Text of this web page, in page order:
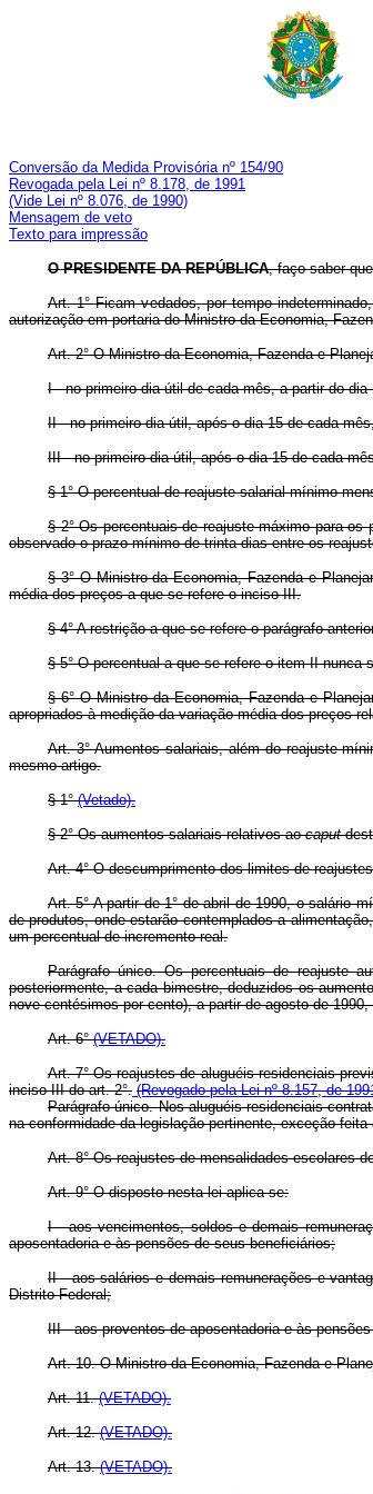
Conversão da Medida Provisória nº 154/90
Revogada pela Lei nº 8.178, de 1991
(Vide Lei nº 8.076, de 1990)
Mensagem de veto
Texto para impressão
O PRESIDENTE DA REPÚBLICA, faço saber
Art. 1° Ficam vedados, por tempo
autorização em portaria do Ministro da Economia,
Art. 2° O Ministro da Economia, Fazenda e
I - no primeiro dia útil de cada mês, a partir do
II - no primeiro dia útil, após o dia 15 de cada
III - no primeiro dia útil, após o dia 15 de cada
§ 1° O percentual de reajuste salarial mínimo
§ 2° Os percentuais de reajuste máximo para
observado o prazo mínimo de trinta dias entre os
§ 3° O Ministro da Economia, Fazenda e
média dos preços a que se refere o inciso III.
§ 4° A restrição a que se refere o parágrafo
§ 5° O percentual a que se refere o item II
§ 6° O Ministro da Economia, Fazenda e
apropriados à medição da variação média dos preços
Art. 3° Aumentos salariais, além do reajuste
mesmo artigo.
§ 1°(Vetado).
§ 2° Os aumentos salariais relativos aocaput
Art. 4° O descumprimento dos limites de
Art. 5° A partir de 1° de abril de 1990, o salário
de produtos, onde estarão contemplados a
um percentual de incremento real.
Parágrafo único. Os percentuais de reajuste
posteriormente, a cada bimestre, deduzidos os
nove centésimos por cento), a partir de agosto de
Art. 6°(VETADO).
Art. 7° Os reajustes de aluguéis residenciais
inciso III do art. 2°. (Revogado pela Lei nº 8.157, de
Parágrafo único. Nos aluguéis residenciais
na conformidade da legislação pertinente, exceção
Art. 8° Os reajustes de mensalidades escolares
Art. 9° O disposto nesta lei aplica-se:
I - aos vencimentos, soldos e demais
aposentadoria e às pensões de seus beneficiários;
II - aos salários e demais remunerações e
Distrito Federal;
III - aos proventos de aposentadoria e às
Art. 10. O Ministro da Economia, Fazenda e
Art. 11.(VETADO).
Art. 12.(VETADO).
Art. 13.(VETADO).